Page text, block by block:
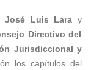
José Luis Lara y
Directivo del
Jurisdiccional y
los capítulos del